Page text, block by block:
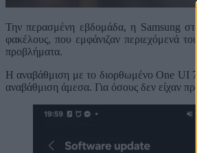
Την περασμένη εβδομάδα, η Samsung
φακέλους, που εμφάνιζαν περιεχόμενά
προβλήματα.
Η αναβάθμιση με το διορθωμένο One UI
αναβάθμιση άμεσα. Για όσους δεν είχαν